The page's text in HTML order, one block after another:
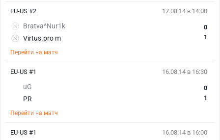
17.08.14 в 14:00
Bratva^Nur1k
Virtus.pro m
0
1
Перейти на матч
EU-US #2
16.08.14 в 16:30
uG
PR
0
1
Перейти на матч
EU-US #1
16.08.14 в 16:00
EU-US #1